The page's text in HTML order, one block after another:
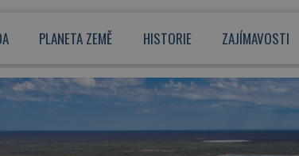
PLANETA ZEMĚ HISTORIE ZAJÍMAVOSTI